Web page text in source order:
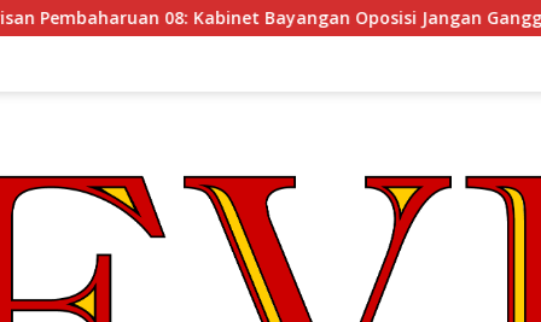
Bayangan Oposisi Jangan Ganggu Stabilitas Nasional